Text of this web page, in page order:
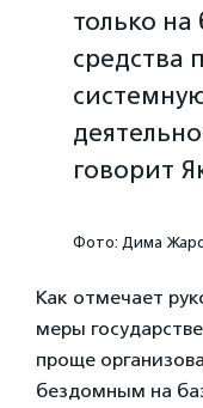
только на
средства
говорит
Фото: Дима
Как отмечает
меры
проще
бездомным на